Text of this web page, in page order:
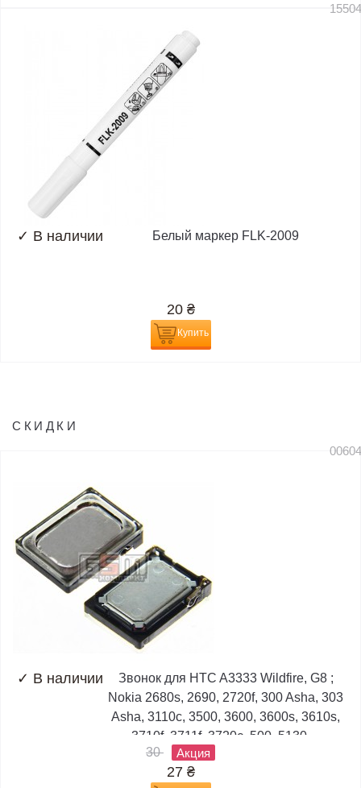
✓ В наличии Белый маркер FLK-2009
20 ₴
Купить
СКИДКИ
✓ В наличии
Звонок для HTC A3333 Wildfire, G8 ;
Nokia 2680s, 2690, 2720f, 300 Asha, 303
Asha, 3110c, 3500, 3600, 3600s, 3610s,
3710f, 3711f, 3720c, 500, 5130,...
30
Акция
27 ₴